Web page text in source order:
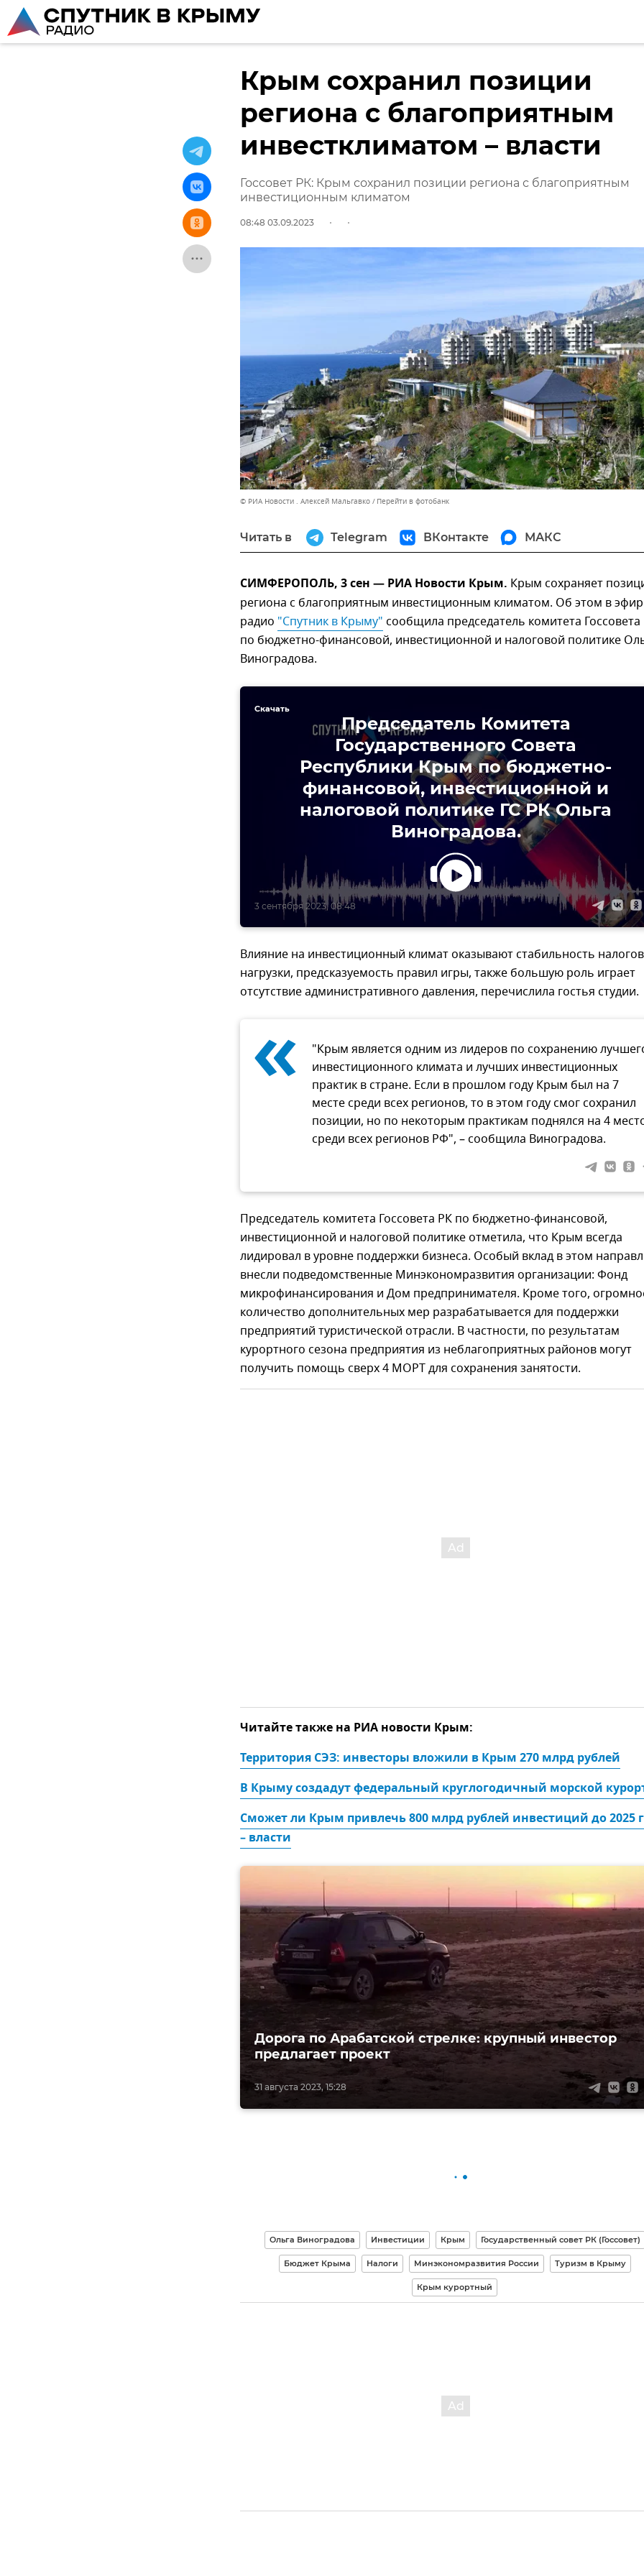
Крым сохранил позиции
региона с благоприятным
инвестклиматом – власти
Госсовет РК: Крым сохранил позиции региона с благоприятным
инвестиционным климатом
08:48 03.09.2023
© РИА Новости . Алексей Мальгавко Перейти в фотобанк
Читать в Telegram ВКонтакте МАКС
СИМФЕРОПОЛЬ, 3 сен — РИА Новости Крым. Крым сохраняет
региона с благоприятным инвестиционным климатом. Об этом в
радио "Спутник в Крыму" сообщила председатель комитета
по бюджетно-финансовой, инвестиционной и налоговой политике
Виноградова.
Председатель Комитета
Государственного Совета
Республики Крым по бюджетно-
финансовой, инвестиционной и
налоговой политике ГС РК Ольга
Виноградова.
3 сентября 2023, 08:48
Скачать
Влияние на инвестиционный климат оказывают стабильность
нагрузки, предсказуемость правил игры, также большую роль играет
отсутствие административного давления, перечислила гостья студии.
«
"Крым является одним из лидеров по сохранению
инвестиционного климата и лучших инвестиционных
практик в стране. Если в прошлом году Крым был на 7
месте среди всех регионов, то в этом году смог сохранил
позиции, но по некоторым практикам поднялся на 4
среди всех регионов РФ", – сообщила Виноградова.
Председатель комитета Госсовета РК по бюджетно-финансовой,
инвестиционной и налоговой политике отметила, что Крым всегда
лидировал в уровне поддержки бизнеса. Особый вклад в этом
внесли подведомственные Минэкономразвития организации: Фонд
микрофинансирования и Дом предпринимателя. Кроме того,
количество дополнительных мер разрабатывается для поддержки
предприятий туристической отрасли. В частности, по результатам
курортного сезона предприятия из неблагоприятных районов могут
получить помощь сверх 4 МОРТ для сохранения занятости.
Читайте также на РИА новости Крым:
Территория СЭЗ: инвесторы вложили в Крым 270 млрд рублей
В Крыму создадут федеральный круглогодичный морской
Сможет ли Крым привлечь 800 млрд рублей инвестиций до 2025
– власти
31 августа 2023, 15:28
Дорога по Арабатской стрелке: крупный инвестор
предлагает проект
Ольга Виноградова Инвестиции Крым Государственный совет РК (Госсовет)
Бюджет Крыма Налоги Минэкономразвития России Туризм в Крыму
Крым курортный